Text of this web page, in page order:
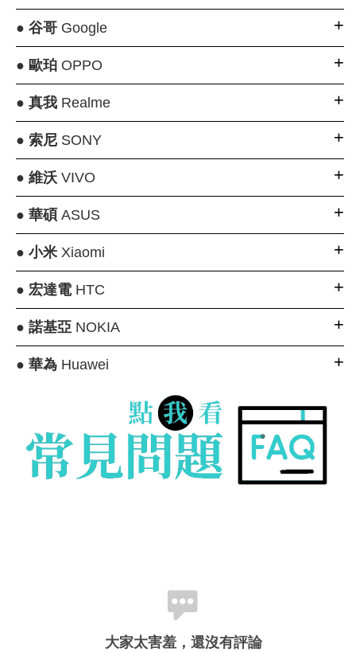
● 谷哥Google
● 歐珀OPPO
● 真我Realme
● 索尼SONY
● 維沃VIVO
● 華碩 ASUS
● 小米Xiaomi
● 宏達電HTC
● 諾基亞NOKIA
● 華為Huawei
大家太害羞，還沒有評論